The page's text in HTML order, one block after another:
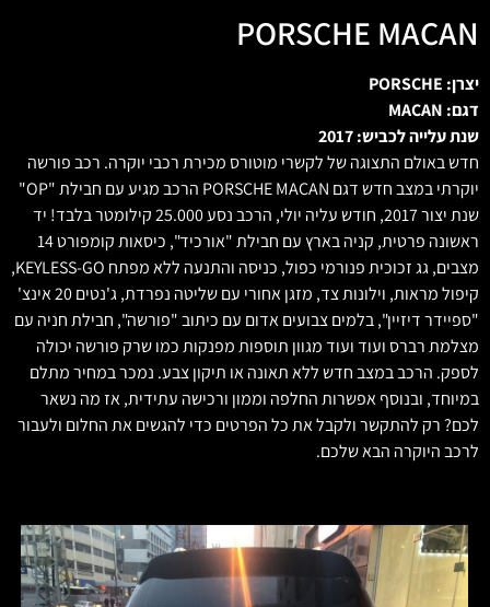
PORSCHE MACAN
יצרן: PORSCHE
דגם: MACAN
שנת עלייה לכביש: 2017
חדש באולם התצוגה של לקשרי מוטורס מכירת רכבי יוקרה. רכב פורשה
יוקרתי במצב חדש דגם PORSCHE MACAN הרכב מגיע עם חבילת "OP"
שנת יצור 2017, חודש עליה יולי, הרכב נסע 25.000 קילומטר בלבד! יד
ראשונה פרטית, קניה בארץ עם חבילת "אורכיד", כיסאות קומפורט 14
מצבים, גג זכוכית פנורמי כפול, כניסה והתנעה ללא מפתח KEYLESS-GO,
קיפול מראות, וילונות צד, מזגן אחורי עם שליטה נפרדת, ג'נטים 20 אינצ'
"ספיידר דיזיין", בלמים צבועים אדום עם כיתוב "פורשה", חבילת חניה עם
מצלמת רברס ועוד ועוד מגוון תוספות מפנקות כמו שרק פורשה יכולה
לספק. הרכב במצב חדש ללא תאונה או תיקון צבע. נמכר במחיר מתלם
במיוחד, ובנוסף אפשרות החלפה וממון ורכישה עתידית, אז מה נשאר
לכם? רק להתקשר ולקבל את כל הפרטים כדי להגשים את החלום ולעבור
לרכב היוקרה הבא שלכם.